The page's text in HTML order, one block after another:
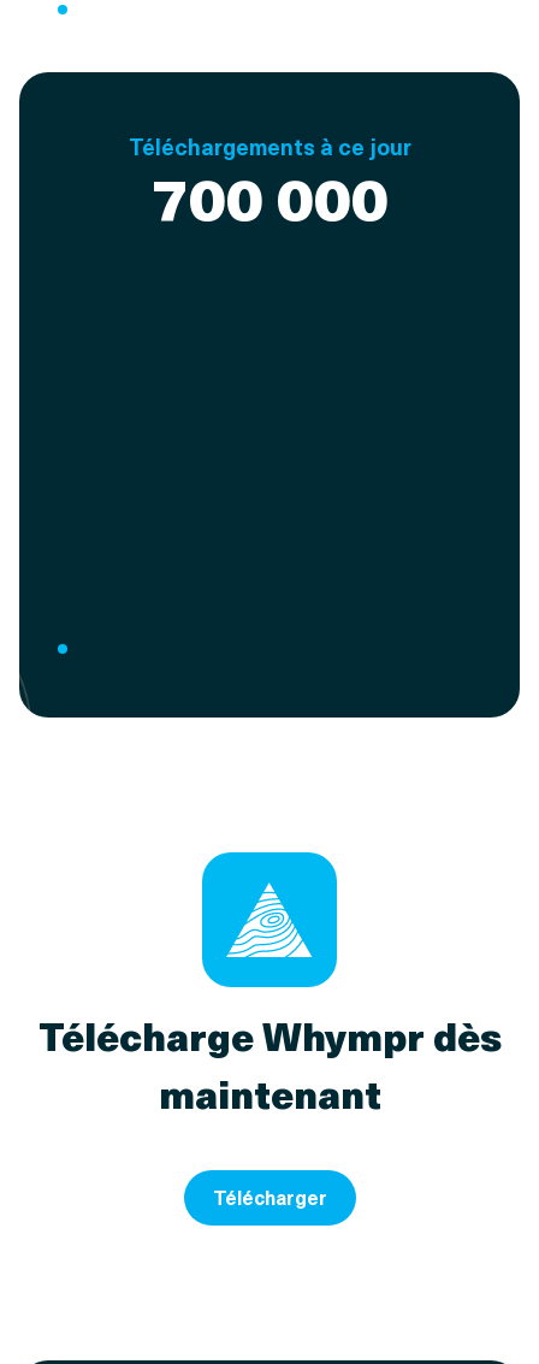
Téléchargements à ce jour
700 000
Télécharge Whympr dès
maintenant
Télécharger